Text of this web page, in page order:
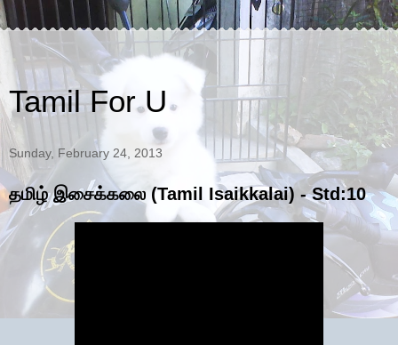
Tamil For U
Sunday, February 24, 2013
தமிழ் இசைக்கலை (Tamil Isaikkalai) - Std:10